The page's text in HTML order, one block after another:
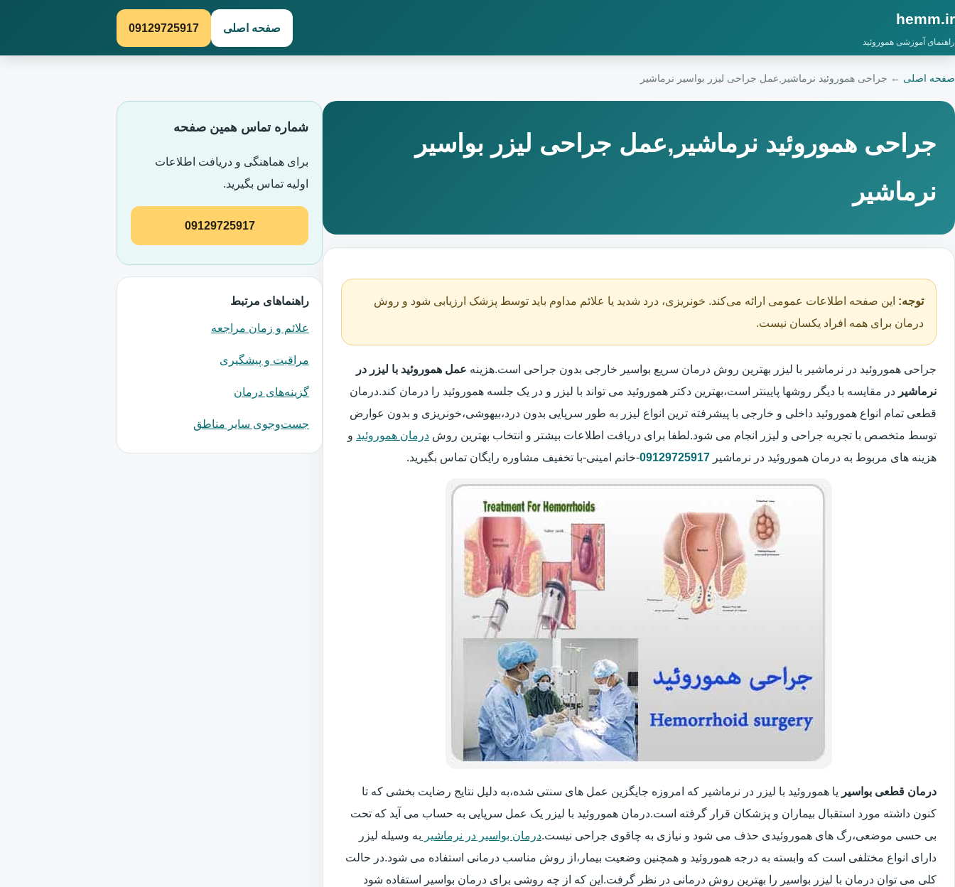
hemm.ir
راهنمای آموزشی هموروئید
صفحه اصلی 09129725917
صفحه اصلی ← جراحی هموروئید نرماشیر,عمل جراحی لیزر بواسیر نرماشیر
جراحی هموروئید نرماشیر,عمل جراحی لیزر بواسیر
نرماشیر
توجه: این صفحه اطلاعات عمومی ارائه می‌کند. خونریزی، درد شدید یا علائم مداوم باید توسط پزشک ارزیابی شود و روش
درمان برای همه افراد یکسان نیست.
جراحی هموروئید در نرماشیر با لیزر بهترین روش درمان سریع بواسیر خارجی بدون جراحی است.هزینه عمل هموروئید با لیزر در
نرماشیر در مقایسه با دیگر روشها پایینتر است،بهترین دکتر هموروئید می تواند با لیزر و در یک جلسه هموروئید را درمان کند.درمان
قطعی تمام انواع هموروئید داخلی و خارجی با پیشرفته ترین انواع لیزر به طور سرپایی بدون درد،بیهوشی،خونریزی و بدون عوارض
توسط متخصص با تجربه جراحی و لیزر انجام می شود.لطفا برای دریافت اطلاعات بیشتر و انتخاب بهترین روش درمان هموروئید و
هزینه های مربوط به درمان هموروئید در نرماشیر 09129725917-خانم امینی-با تخفیف مشاوره رایگان تماس بگیرید.
درمان قطعی بواسیر یا هموروئید با لیزر در نرماشیر که امروزه جایگزین عمل های سنتی شده،به دلیل نتایج رضایت بخشی که تا
کنون داشته مورد استقبال بیماران و پزشکان قرار گرفته است.درمان هموروئید با لیزر یک عمل سرپایی به حساب می آید که تحت
بی حسی موضعی،رگ های هموروئیدی حذف می شود و نیازی به چاقوی جراحی نیست.درمان بواسیر در نرماشیر به وسیله لیزر
دارای انواع مختلفی است که وابسته به درجه هموروئید و همچنین وضعیت بیمار،از روش مناسب درمانی استفاده می شود.در حالت
کلی می توان درمان با لیزر بواسیر را بهترین روش درمانی در نظر گرفت.این که از چه روشی برای درمان بواسیر استفاده شود
شماره تماس همین صفحه
برای هماهنگی و دریافت اطلاعات
اولیه تماس بگیرید.
09129725917
راهنماهای مرتبط
علائم و زمان مراجعه
مراقبت و پیشگیری
گزینه‌های درمان
جست‌وجوی سایر مناطق